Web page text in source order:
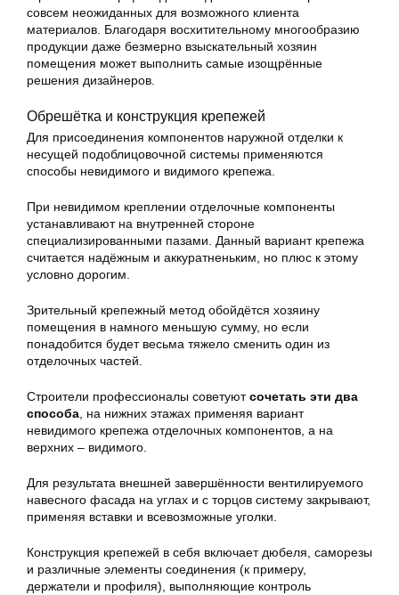
совсем неожиданных для возможного клиента
материалов. Благодаря восхитительному многообразию
продукции даже безмерно взыскательный хозяин
помещения может выполнить самые изощрённые
решения дизайнеров.
Обрешётка и конструкция крепежей
Для присоединения компонентов наружной отделки к
несущей подоблицовочной системы применяются
способы невидимого и видимого крепежа.
При невидимом креплении отделочные компоненты
устанавливают на внутренней стороне
специализированными пазами. Данный вариант крепежа
считается надёжным и аккуратненьким, но плюс к этому
условно дорогим.
Зрительный крепежный метод обойдётся хозяину
помещения в намного меньшую сумму, но если
понадобится будет весьма тяжело сменить один из
отделочных частей.
Строители профессионалы советуютсочетать эти два
способа, на нижних этажах применяя вариант
невидимого крепежа отделочных компонентов, а на
верхних – видимого.
Для результата внешней завершённости вентилируемого
навесного фасада на углах и с торцов систему закрывают,
применяя вставки и всевозможные уголки.
Конструкция крепежей в себя включает дюбеля, саморезы
и различные элементы соединения (к примеру,
держатели и профиля), выполняющие контроль